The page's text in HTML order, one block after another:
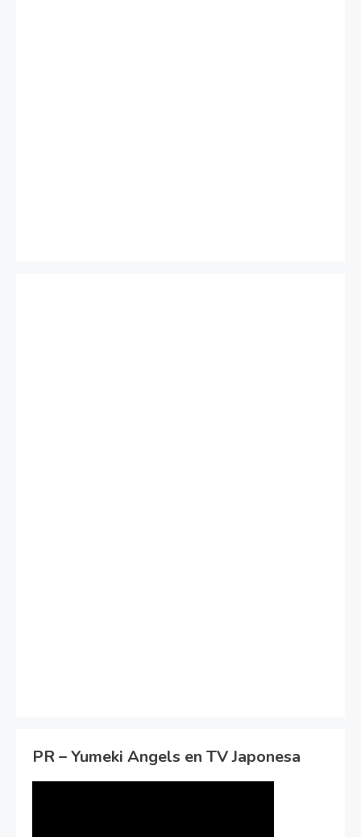
PR – Yumeki Angels en TV Japonesa